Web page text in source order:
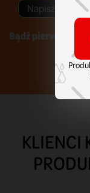
Napisz swoją
Bądź pierwszym
KLIENCI